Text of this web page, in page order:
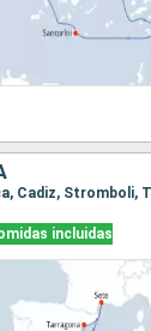
incluidas